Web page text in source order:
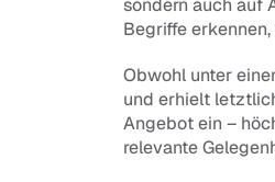
sondern auch auf
Begriffe
Obwohl unter
und erhielt
Angebot ein –
relevante